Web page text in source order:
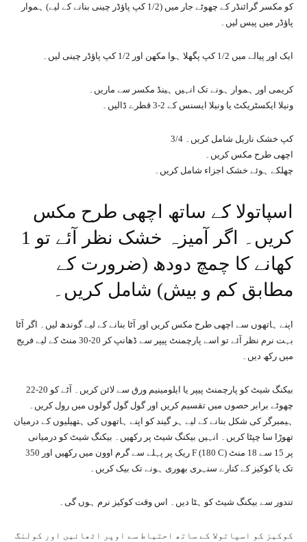
کو مکسر گرائنڈر کے چھوٹے جار میں (1/2 کپ پاؤڈر چینی بنانے کے لیے) ہموار
پاؤڈر میں پیس لیں۔
ایک اور پیالے میں 1/2 کپ پگھلا ہوا مکھن اور 1/2 کپ پاؤڈر چینی لیں۔
کریمی اور ہموار ہونے تک انہیں ہینڈ مکسر سے ماریں۔
ونیلا ایکسٹریکٹ یا ونیلا ایسنس کے 2-3 قطرے ڈالیں۔
3/4 کپ خشک ناریل شامل کریں۔
اچھی طرح مکس کریں۔
چھلکے ہوئے خشک اجزاء شامل کریں۔
اسپاتولا کے ساتھ اچھی طرح مکس
کریں۔ اگر آمیزہ خشک نظر آئے تو 1
کھانے کا چمچ دودھ (ضرورت کے
مطابق کم و بیش) شامل کریں۔
اپنے ہاتھوں سے اچھی طرح مکس کریں اور آٹا بنانے کے لیے گوندھ لیں۔ اگر آٹا
بہت نرم نظر آئے تو اسے پارچمنٹ پیپر سے ڈھانپ کر 20-30 منٹ کے لیے فریج
میں رکھ دیں۔
بیکنگ شیٹ کو پارچمنٹ پیپر یا ایلومینیم ورق سے لائن کریں۔ آٹے کو 20-22
چھوٹے برابر حصوں میں تقسیم کریں اور گول گول گولوں میں رول کریں۔
ہیمبرگر کی شکل بنانے کے لیے ہر گیند کو اپنے ہاتھوں کی ہتھیلیوں کے درمیان
تھوڑا سا چپٹا کریں۔ انہیں بیکنگ شیٹ پر رکھیں۔ بیکنگ شیٹ کو درمیانی
ریک پر پہلے سے گرم اوون میں رکھیں اور 350 F (180 C) پر 15 سے 18 منٹ
تک یا کوکیز کے کنارے سنہری بھوری ہونے تک بیک کریں۔
تندور سے بیکنگ شیٹ کو ہٹا دیں۔ اس وقت کوکیز نرم ہوں گی۔
کوکیز کو اسپاتولا کے ساتھ احتیاط سے اوپر اٹھائیں اور کولنگ